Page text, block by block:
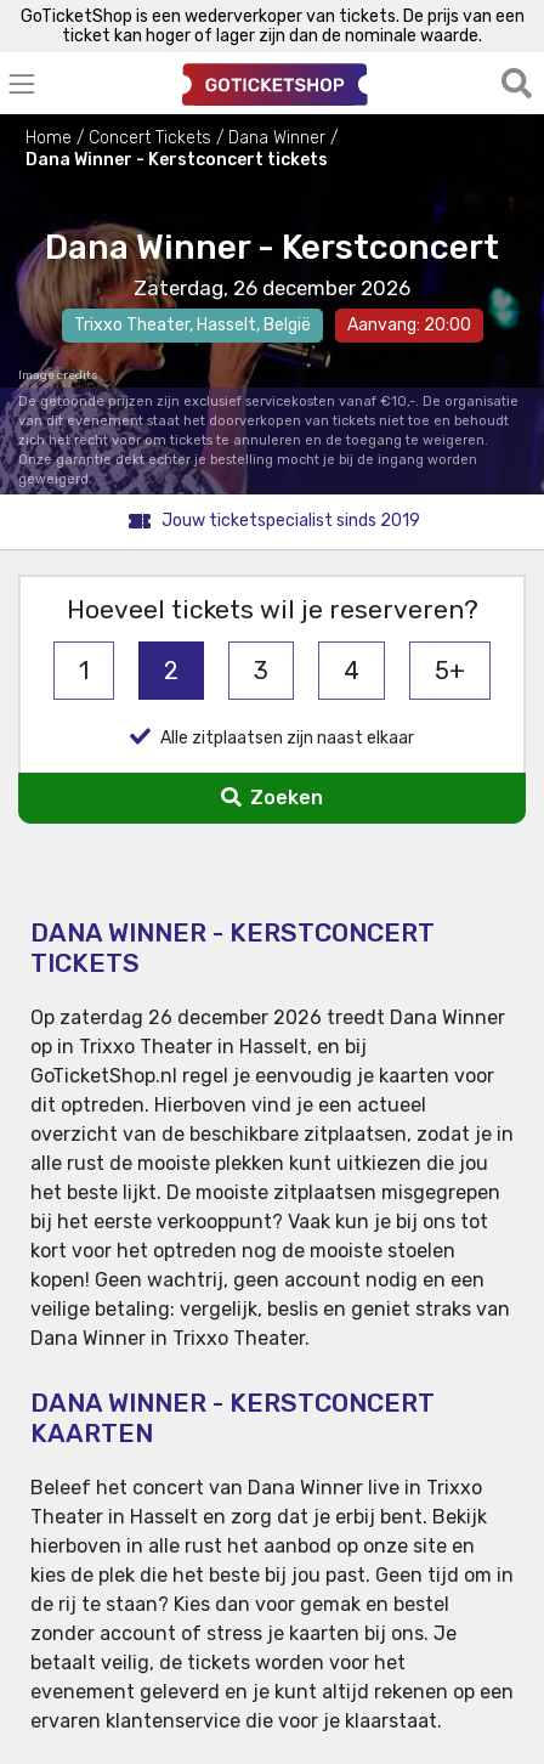
GoTicketShop is een wederverkoper van tickets. De prijs van een
ticket kan hoger of lager zijn dan de nominale waarde.
Home Concert Tickets
Dana Winner
Dana Winner - Kerstconcert tickets
Dana Winner - Kerstconcert
Zaterdag, 26 december 2026
Trixxo Theater, Hasselt, België Aanvang: 20:00
Image credits
De getoonde prijzen zijn exclusief servicekosten vanaf €10,-. De organisatie
van dit evenement staat het doorverkopen van tickets niet toe en behoudt
zich het recht voor om tickets te annuleren en de toegang te weigeren.
Onze garantie dekt echter je bestelling mocht je bij de ingang worden
geweigerd.
Jouw ticketspecialist sinds 2019
Hoeveel tickets wil je reserveren?
1 2 3 4 5+
Alle zitplaatsen zijn naast elkaar
Zoeken
DANA WINNER - KERSTCONCERT
TICKETS
Op zaterdag 26 december 2026 treedt Dana Winner
op in Trixxo Theater in Hasselt, en bij
GoTicketShop.nl regel je eenvoudig je kaarten voor
dit optreden. Hierboven vind je een actueel
overzicht van de beschikbare zitplaatsen, zodat je in
alle rust de mooiste plekken kunt uitkiezen die jou
het beste lijkt. De mooiste zitplaatsen misgegrepen
bij het eerste verkooppunt? Vaak kun je bij ons tot
kort voor het optreden nog de mooiste stoelen
kopen! Geen wachtrij, geen account nodig en een
veilige betaling: vergelijk, beslis en geniet straks van
Dana Winner in Trixxo Theater.
DANA WINNER - KERSTCONCERT
KAARTEN
Beleef het concert van Dana Winner live in Trixxo
Theater in Hasselt en zorg dat je erbij bent. Bekijk
hierboven in alle rust het aanbod op onze site en
kies de plek die het beste bij jou past. Geen tijd om in
de rij te staan? Kies dan voor gemak en bestel
zonder account of stress je kaarten bij ons. Je
betaalt veilig, de tickets worden voor het
evenement geleverd en je kunt altijd rekenen op een
ervaren klantenservice die voor je klaarstaat.